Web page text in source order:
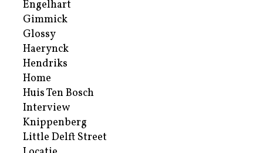
Engelhart
Gimmick
Glossy
Haerynck
Hendriks
Home
Huis Ten Bosch
Interview
Knippenberg
Little Delft Street